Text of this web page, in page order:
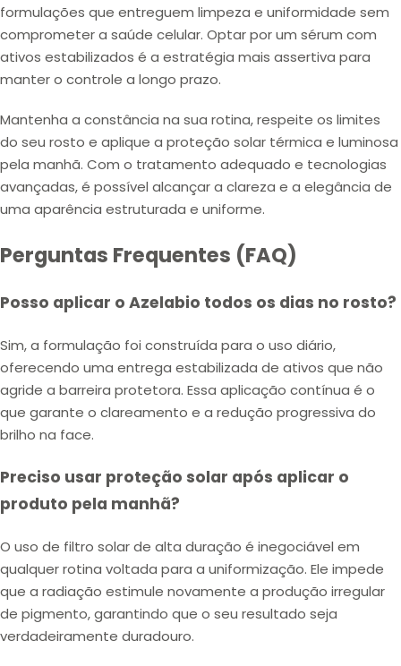
formulações que entreguem limpeza e uniformidade sem
comprometer a saúde celular. Optar por um sérum com
ativos estabilizados é a estratégia mais assertiva para
manter o controle a longo prazo.
Mantenha a constância na sua rotina, respeite os limites
do seu rosto e aplique a proteção solar térmica e luminosa
pela manhã. Com o tratamento adequado e tecnologias
avançadas, é possível alcançar a clareza e a elegância de
uma aparência estruturada e uniforme.
Perguntas Frequentes (FAQ)
Posso aplicar o Azelabio todos os dias no rosto?
Sim, a formulação foi construída para o uso diário,
oferecendo uma entrega estabilizada de ativos que não
agride a barreira protetora. Essa aplicação contínua é o
que garante o clareamento e a redução progressiva do
brilho na face.
Preciso usar proteção solar após aplicar o
produto pela manhã?
O uso de filtro solar de alta duração é inegociável em
qualquer rotina voltada para a uniformização. Ele impede
que a radiação estimule novamente a produção irregular
de pigmento, garantindo que o seu resultado seja
verdadeiramente duradouro.